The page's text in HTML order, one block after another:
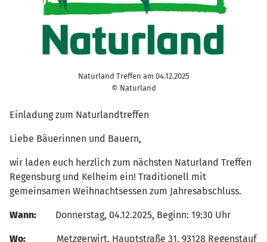
Naturland Treffen am 04.12.2025
© Naturland
Einladung zum Naturlandtreffen
Liebe Bäuerinnen und Bauern,
wir laden euch herzlich zum nächsten Naturland Treffen
Regensburg und Kelheim ein! Traditionell mit
gemeinsamen Weihnachtsessen zum Jahresabschluss.
Wann: Donnerstag, 04.12.2025, Beginn: 19:30 Uhr
Wo: Metzgerwirt, Hauptstraße 31, 93128 Regenstauf